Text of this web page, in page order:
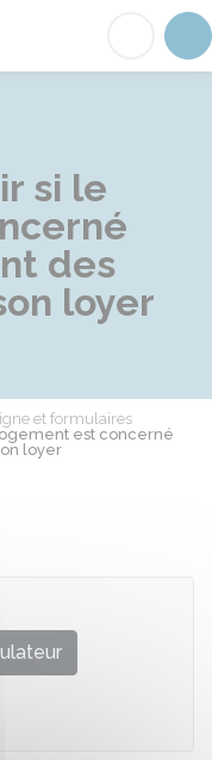
Champagne
si le
des
loyer
et formulaires
est concerné
loyer